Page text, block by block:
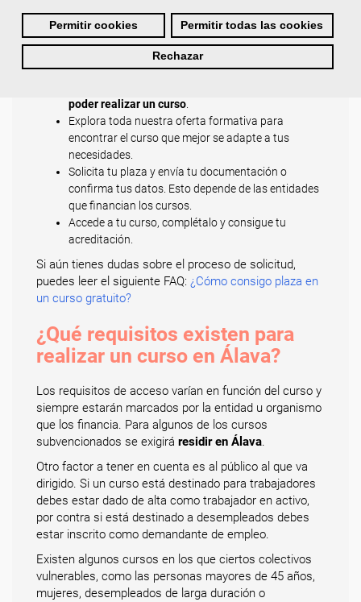
Permitir cookies Permitir todas las cookies
Rechazar
Sigue los siguientes pasos:
Regístrate y cubre todos tus datos. Esto es
importante para comprobar que cumples todos los
requisitos de acceso a un curso.Es imprescindible,
poder realizar un curso
Explora toda nuestra oferta formativa para
encontrar el curso que mejor se adapte a tus
necesidades.
Solicita tu plaza y envía tu documentación o
confirma tus datos. Esto depende de las entidades
que financian los cursos.
Accede a tu curso, complétalo y consigue tu
acreditación.
Si aún tienes dudas sobre el proceso de solicitud,
puedes leer el siguiente FAQ: ¿Cómo consigo plaza en
un curso gratuito?
¿Qué requisitos existen para
realizar un curso en Álava?
Los requisitos de acceso varían en función del curso y
siempre estarán marcados por la entidad u organismo
que los financia. Para algunos de los cursos
subvencionados se exigirá residir en Álava.
Otro factor a tener en cuenta es al público al que va
dirigido. Si un curso está destinado para trabajadores
debes estar dado de alta como trabajador en activo,
por contra si está destinado a desempleados debes
estar inscrito como demandante de empleo.
Existen algunos cursos en los que ciertos colectivos
vulnerables, como las personas mayores de 45 años,
mujeres, desempleados de larga duración o